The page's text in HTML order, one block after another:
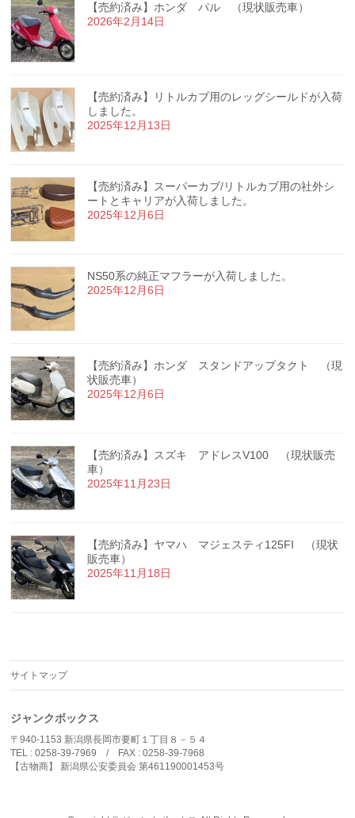
【売約済み】ホンダ パル （現状販売車）
2026年2月14日
【売約済み】リトルカブ用のレッグシールドが入荷
しました。
2025年12月13日
【売約済み】スーパーカブ/リトルカブ用の社外シ
ートとキャリアが入荷しました。
2025年12月6日
NS50系の純正マフラーが入荷しました。
2025年12月6日
【売約済み】ホンダ スタンドアップタクト （現
状販売車）
2025年12月6日
【売約済み】スズキ アドレスV100 （現状販売
車）
2025年11月23日
【売約済み】ヤマハ マジェスティ125FI （現状
販売車）
2025年11月18日
サイトマップ
ジャンクボックス
〒940-1153 新潟県長岡市要町１丁目８－５４
TEL : 0258-39-7969 / FAX : 0258-39-7968
【古物商】 新潟県公安委員会 第461190001453号